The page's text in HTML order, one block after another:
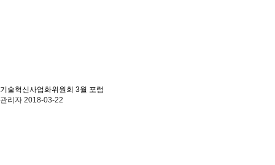
기술혁신사업화위원회 3월 포럼
관리자 2018-03-22